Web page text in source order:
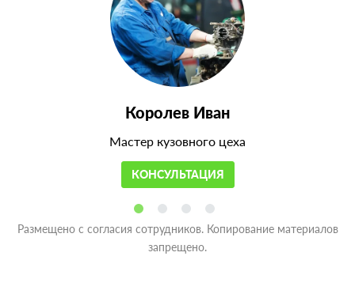
Королев Иван
Мастер кузовного цеха
КОНСУЛЬТАЦИЯ
Размещено с согласия сотрудников. Копирование материалов
запрещено.